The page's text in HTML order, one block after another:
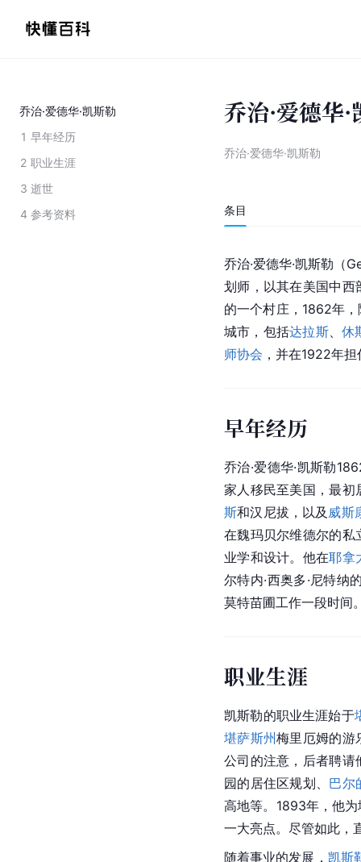
乔治·爱德华·凯斯勒
1 早年经历
2 职业生涯
3 逝世
4 参考资料
乔治·爱德华
乔治·爱德华·凯斯勒
条目
乔治·爱德华·凯斯勒（
划师，以其在美国中西
的一个村庄，1862年
城市，包括达拉斯、休
师协会 ，并在1922年
早年经历
乔治·爱德华·凯斯勒
家人移民至美国，最初
斯和汉尼拔，以及 威斯
在魏玛贝尔维德尔的
业学和设计。他在耶拿
尔特内·西奥多·尼特纳
莫特苗圃工作一段时间
职业生涯
凯斯勒的职业生涯始于
堪萨斯州梅里厄姆的游
公司的注意，后者聘请
园的居住区规划、 巴尔
高地等。1893年，他
一大亮点。尽管如此，
随着事业的发展， 凯斯